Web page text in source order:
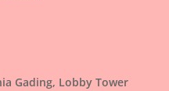
Gading, Lobby Tower